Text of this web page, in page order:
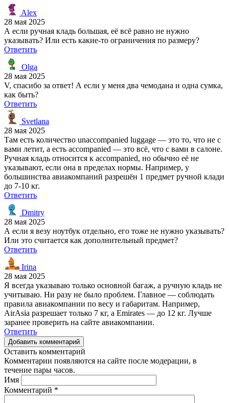
Alex
28 мая 2025
А если ручная кладь большая, её всё равно не нужно
указывать? Или есть какие-то ограничения по размеру?
Ответить
Olga
28 мая 2025
V, спасибо за ответ! А если у меня два чемодана и одна сумка,
как быть?
Ответить
Svetlana
28 мая 2025
Там есть количество unaccompanied luggage — это то, что не с
вами летит, а есть accompanied — это всё, что с вами в салоне.
Ручная кладь относится к accompanied, но обычно её не
указывают, если она в пределах нормы. Например, у
большинства авиакомпаний разрешён 1 предмет ручной клади
до 7-10 кг.
Ответить
Dmitry
28 мая 2025
А если я везу ноутбук отдельно, его тоже не нужно указывать?
Или это считается как дополнительный предмет?
Ответить
Irina
28 мая 2025
Я всегда указываю только основной багаж, а ручную кладь не
учитываю. Ни разу не было проблем. Главное — соблюдать
правила авиакомпании по весу и габаритам. Например,
AirAsia разрешает только 7 кг, а Emirates — до 12 кг. Лучше
заранее проверить на сайте авиакомпании.
Ответить
Добавить комментарий
Оставить комментарий
Комментарии появляются на сайте после модерации, в
течение пары часов.
Имя
Комментарий *